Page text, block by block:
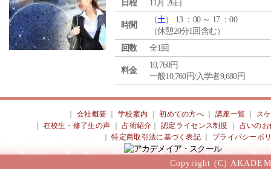
日程
11月 26日
時間
（土） 13 ：00 ～ 17 ：00
（休憩20分1回含む）
回数
全1回
料金
10,760円
一般10,760円/入学者9,680円
会社概要 ｜学校案内 ｜初めての方へ 講座一覧
ス
在校生・修了生の声 ｜占術紹介 ｜認定ライセンス制度
占いのお
｜特定商取引法に基づく表記 プライバシーポ
Copyright (C)